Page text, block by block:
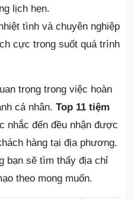
lịch hẹn.
tình và chuyên nghiệp
cực trong suốt quá trình
trọng trong việc hoàn
cá nhân. Top 11 tiệm
nhắc đến đều nhận được
hàng tại địa phương.
bạn sẽ tìm thấy địa chỉ
theo mong muốn.